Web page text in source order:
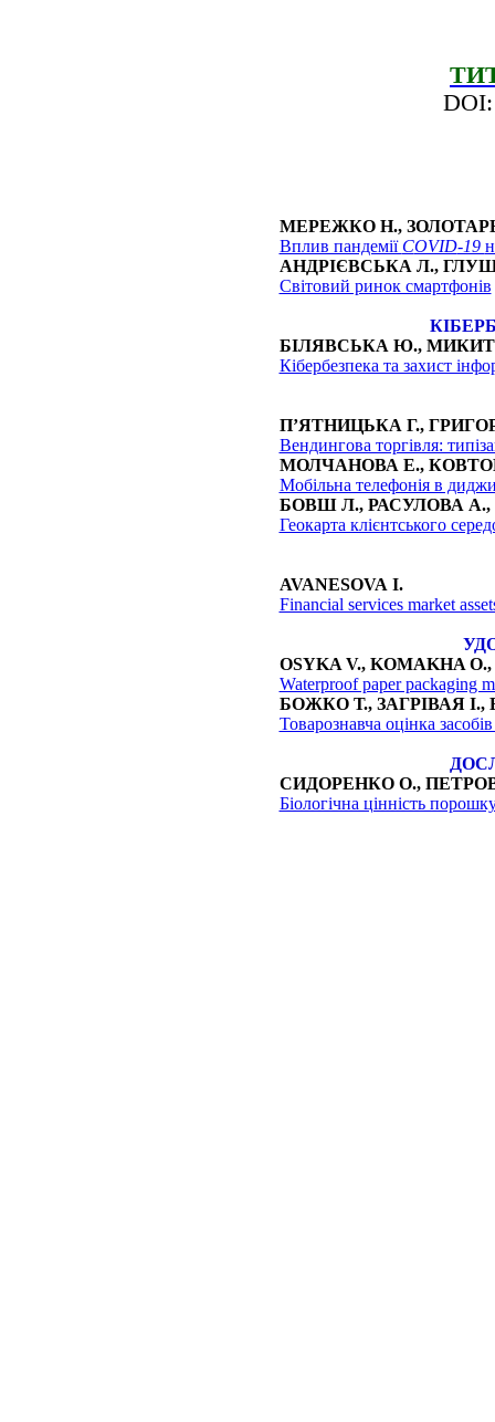
МЕРЕЖКО Н.,
Вплив пандемії СOVID-19
АНДРІЄВСЬКА Л.,
Світовий ринок смартфонів
БІЛЯВСЬКА Ю.,
Кібербезпека та захист
П’ЯТНИЦЬКА Г.,
Вендингова торгівля:
МОЛЧАНОВА Е.,
Мобільна телефонія в
БОВШ Л., РАСУЛОВА
Геокарта клієнтського
AVANESOVA I.
Financial services market
OSYKA V., KOMAKHA O.,
Waterproof paper packaging
БОЖКО Т., ЗАГРІВАЯ І.,
Товарознавча оцінка
СИДОРЕНКО О.,
Біологічна цінність